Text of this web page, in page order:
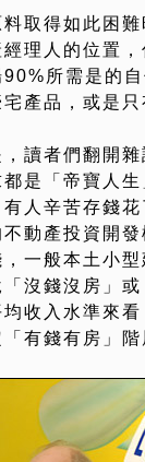
料取得如此困
經理人的位置
90%所需是的
宅產品，或是
，讀者們翻開
都是「帝寶人
有人辛苦存錢
不動產投資開
，一般本土小
「沒錢沒房」
均收入水準來
有錢有房」階